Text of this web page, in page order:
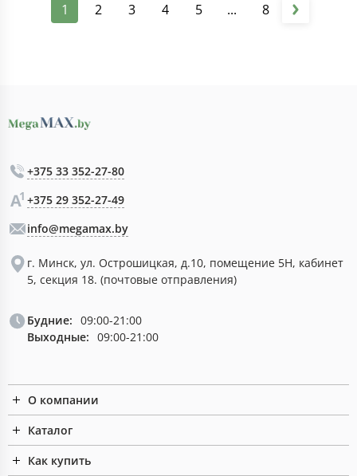
1 2 3 4 5 ... 8
+375 33 352-27-80
+375 29 352-27-49
info@megamax.by
г. Минск, ул. Острошицкая, д.10, помещение 5Н, кабинет
5, секция 18. (почтовые отправления)
Будние: 09:00-21:00
Выходные: 09:00-21:00
О компании
Каталог
Как купить